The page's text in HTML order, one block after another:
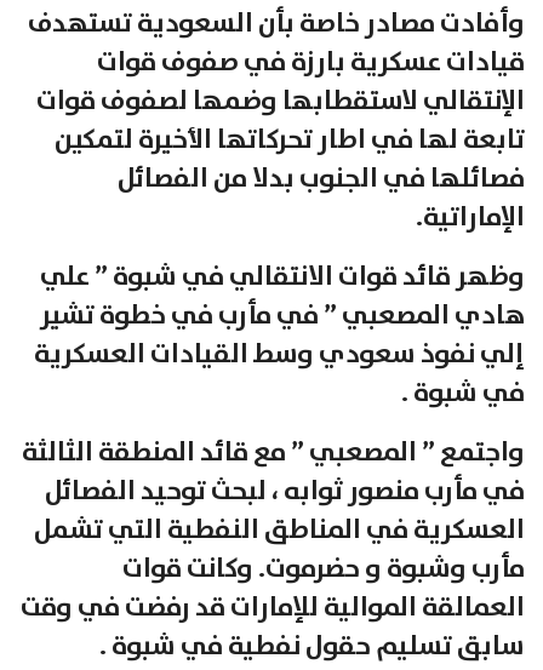
وأفادت مصادر خاصة بأن السعودية تستهدف
قيادات عسكرية بارزة في صفوف قوات
الإنتقالي لاستقطابها وضمها لصفوف قوات
تابعة لها في اطار تحركاتها الأخيرة لتمكين
فصائلها في الجنوب بدلا من الفصائل
الإماراتية.
وظهر قائد قوات الانتقالي في شبوة ” علي
هادي المصعبي ” في مأرب في خطوة تشير
إلي نفوذ سعودي وسط القيادات العسكرية
في شبوة .
واجتمع ” المصعبي ” مع قائد المنطقة الثالثة
في مأرب منصور ثوابه ، لبحث توحيد الفصائل
العسكرية في المناطق النفطية التي تشمل
مأرب وشبوة و حضرموت. وكانت قوات
العمالقة الموالية للإمارات قد رفضت في وقت
سابق تسليم حقول نفطية في شبوة .